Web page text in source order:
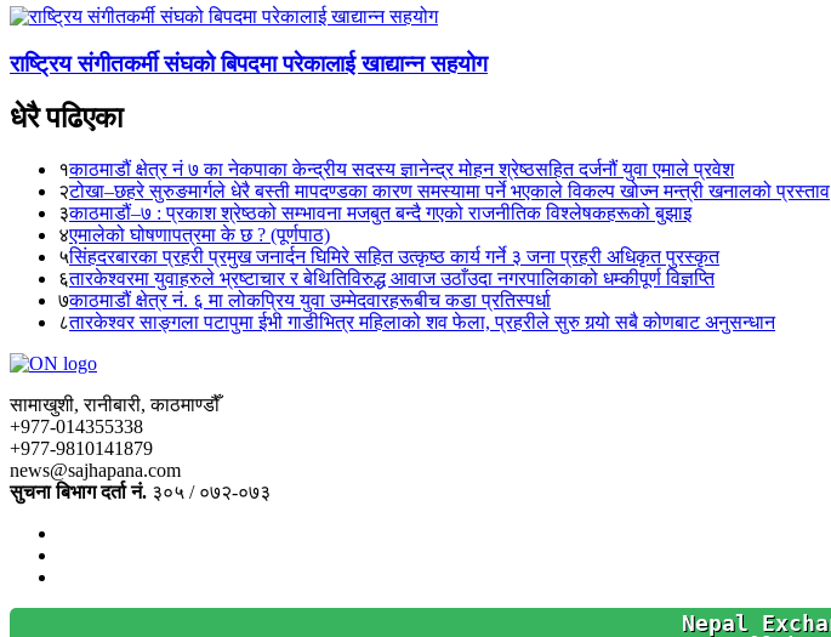
राष्ट्रिय संगीतकर्मी संघको बिपदमा परेकालाई खाद्यान्न सहयोग
धेरै पढिएका
१काठमाडौं क्षेत्र नं ७ का नेकपाका केन्द्रीय सदस्य ज्ञानेन्द्र मोहन श्रेष्ठसहित दर्जनौं युवा एमाले प्रवेश
२टोखा–छहरे सुरुङमार्गले धेरै बस्ती मापदण्डका कारण समस्यामा पर्ने भएकाले विकल्प खोज्न मन्त्री खनालको प्रस्ताव
३काठमाडौं–७ : प्रकाश श्रेष्ठको सम्भावना मजबुत बन्दै गएको राजनीतिक विश्लेषकहरूको बुझाइ
४एमालेको घोषणापत्रमा के छ ? (पूर्णपाठ)
५सिंहदरबारका प्रहरी प्रमुख जनार्दन घिमिरे सहित उत्कृष्ठ कार्य गर्ने ३ जना प्रहरी अधिकृत पुरस्कृत
६तारकेश्वरमा युवाहरुले भ्रष्टाचार र बेथितिविरुद्ध आवाज उठाँउदा नगरपालिकाको धम्कीपूर्ण विज्ञप्ति
७काठमाडौं क्षेत्र नं. ६ मा लोकप्रिय युवा उम्मेदवारहरूबीच कडा प्रतिस्पर्धा
८तारकेश्वर साङ्गला पटापुमा ईभी गाडीभित्र महिलाको शव फेला, प्रहरीले सुरु गर्‍यो सबै कोणबाट अनुसन्धान
सामाखुशी, रानीबारी, काठमाण्डौँ
+977-014355338
+977-9810141879
news@sajhapana.com
सुचना बिभाग दर्ता नं. ३०५ / ०७२-०७३